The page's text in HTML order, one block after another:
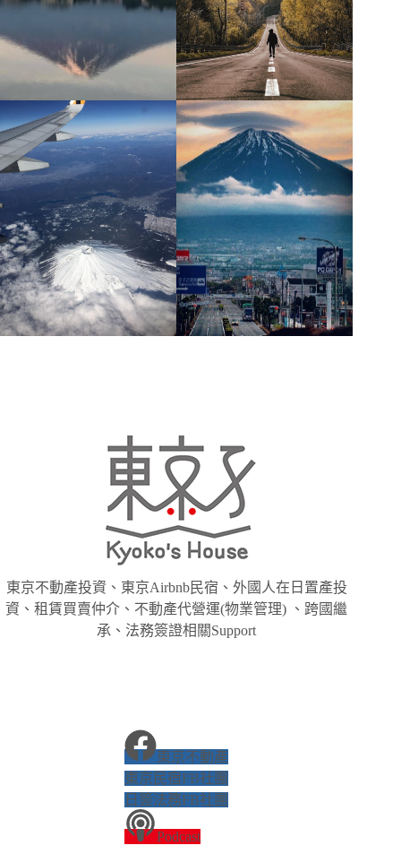
東京不動產投資、東京Airbnb民宿、外國人在日置產投
資、租賃買賣仲介、不動產代營運(物業管理) 、跨國繼
承、法務簽證相關Support
東京不動產
東京民宿FB社團
日簽法務FB社團
Podcast